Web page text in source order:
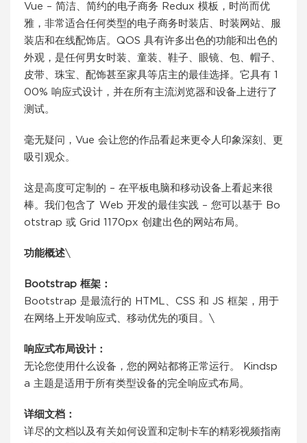
Vue – 简洁、简约的电子商务 Redux 模板，时尚而优
雅，非常适合任何类型的电子商务时装店、时装网站、服
装店和在线配饰店。QOS 具有许多出色的功能和出色的
外观，是任何男女时装、童装、鞋子、眼镜、包、帽子、
皮带、珠宝、配饰甚至家具等店主的最佳选择。它具有 1
00% 响应式设计，并在所有主流浏览器和设备上进行了
测试。
毫无疑问，Vue 会让您的作品看起来更令人印象深刻、更
吸引观众。
这是高度可定制的 – 在平板电脑和移动设备上看起来很
棒。我们包含了 Web 开发的最佳实践 – 您可以基于 Bo
otstrap 或 Grid 1170px 创建出色的网站布局。
功能概述\
Bootstrap 框架：
Bootstrap 是最流行的 HTML、CSS 和 JS 框架，用于
在网络上开发响应式、移动优先的项目。\
响应式布局设计：
无论您使用什么设备，您的网站都将正常运行。 Kindsp
a 主题是适用于所有类型设备的完全响应式布局。
详细文档：
详尽的文档以及有关如何设置和定制卡车的精彩视频指南